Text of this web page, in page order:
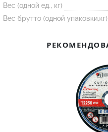
Лодочка
Контакт
Огнеупорная SiC
Вес (одной ед., кг)
Вес брутто (одной упаковки,кг)